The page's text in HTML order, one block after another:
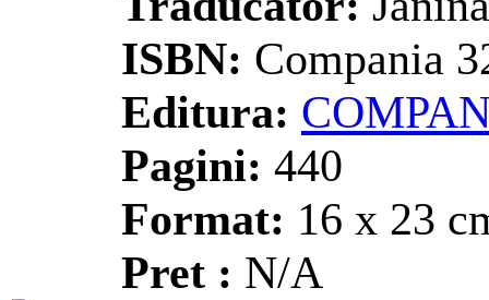
ISBN: Compania
Editura:
Pagini: 440
Format: 16 x 23
Pret : N/A